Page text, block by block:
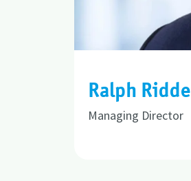
Ralph
Managing Director